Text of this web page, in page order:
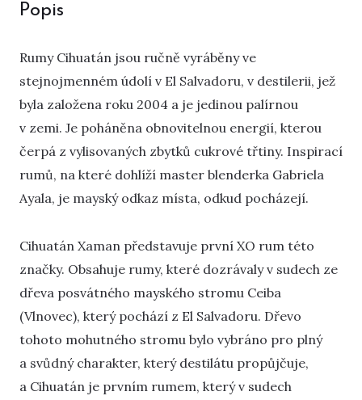
Popis
Rumy Cihuatán jsou ručně vyráběny ve
stejnojmenném údolí v El Salvadoru, v destilerii, jež
byla založena roku 2004 a je jedinou palírnou
v zemi. Je poháněna obnovitelnou energií, kterou
čerpá z vylisovaných zbytků cukrové třtiny. Inspirací
rumů, na které dohlíží master blenderka Gabriela
Ayala, je mayský odkaz místa, odkud pocházejí.
Cihuatán Xaman představuje první XO rum této
značky. Obsahuje rumy, které dozrávaly v sudech ze
dřeva posvátného mayského stromu Ceiba
(Vlnovec), který pochází z El Salvadoru. Dřevo
tohoto mohutného stromu bylo vybráno pro plný
a svůdný charakter, který destilátu propůjčuje,
a Cihuatán je prvním rumem, který v sudech